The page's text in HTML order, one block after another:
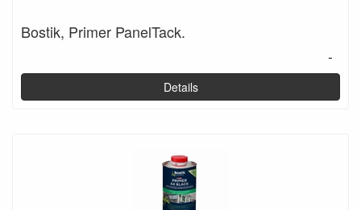
Bostik, Primer PanelTack.
-
Details